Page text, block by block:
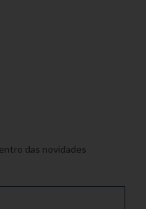
das novidades